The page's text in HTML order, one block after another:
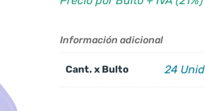
Información adicional
Cant. x Bulto 24